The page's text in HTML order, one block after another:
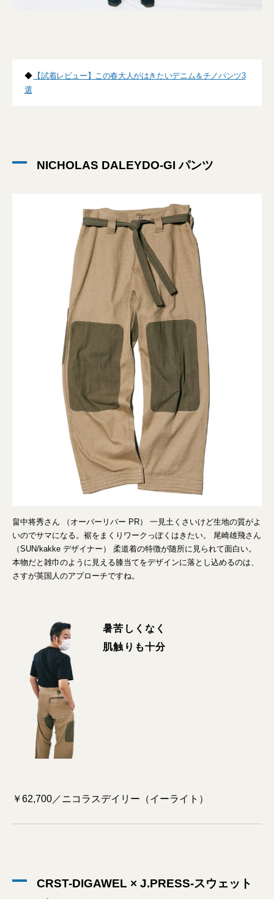
◆ 【試着レビュー】この春大人がはきたいデニム＆チノパンツ3
選
NICHOLAS DALEYDO-GI パンツ
畠中将秀さん （オーバーリバー PR） 一見土くさいけど生地の質がよ
いのでサマになる。裾をまくりワークっぽくはきたい。 尾崎雄飛さん
（SUN/kakke デザイナー） 柔道着の特徴が随所に見られて面白い。
本物だと雑巾のように見える膝当てをデザインに落とし込めるのは、
さすが英国人のアプローチですね。
暑苦しくなく
肌触りも十分
￥62,700／ニコラスデイリー（イーライト）
CRST-DIGAWEL × J.PRESS-スウェット